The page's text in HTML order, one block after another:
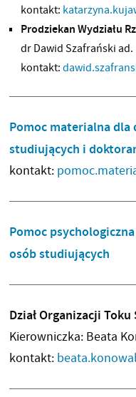
kontakt:
Prodziekan Wydziału
dr Dawid Szafrański ad.
kontakt:
Pomoc materialna
studiujących i
kontakt:
Pomoc
osób studiujących
Dział Organizacji
Kierowniczka: Beata
kontakt: